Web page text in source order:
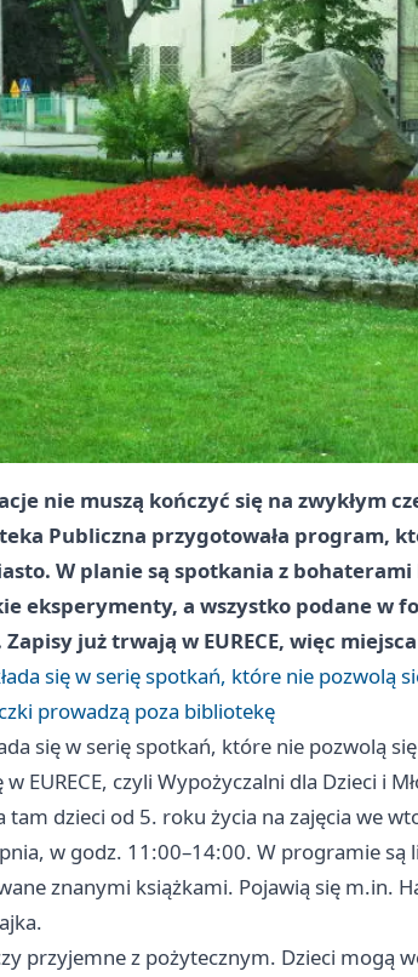
nie muszą kończyć się na zwykłym
Publiczna przygotowała program,
W planie są spotkania z
eksperymenty, a wszystko podane w
już trwają w EURECE, więc
się w serię spotkań, które nie pozwolą
prowadzą poza bibliotekę
się w serię spotkań, które nie pozwolą
EURECE, czyli Wypożyczalni dla Dzieci i
tam dzieci od 5. roku życia na zajęcia we
w godz. 11:00–14:00. W programie są
znanymi książkami. Pojawią się m.in.
przyjemne z pożytecznym. Dzieci mogą